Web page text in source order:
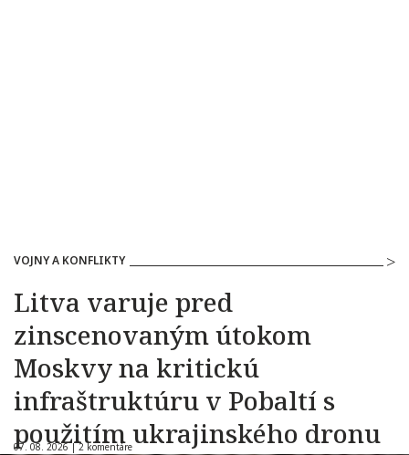
VOJNY A KONFLIKTY
Litva varuje pred
zinscenovaným útokom
Moskvy na kritickú
infraštruktúru v Pobaltí s
použitím ukrajinského dronu
07. 08. 2026 |2 komentáre